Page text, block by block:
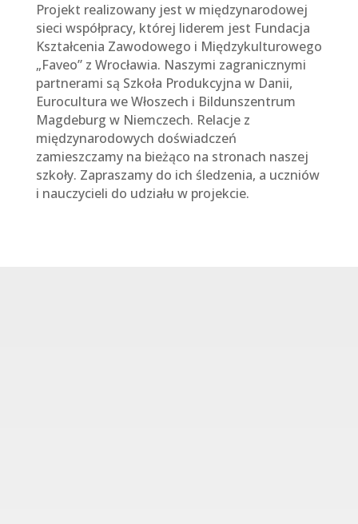
Projekt realizowany jest w międzynarodowej
sieci współpracy, której liderem jest Fundacja
Kształcenia Zawodowego i Międzykulturowego
„Faveo” z Wrocławia. Naszymi zagranicznymi
partnerami są Szkoła Produkcyjna w Danii,
Eurocultura we Włoszech i Bildunszentrum
Magdeburg w Niemczech. Relacje z
międzynarodowych doświadczeń
zamieszczamy na bieżąco na stronach naszej
szkoły. Zapraszamy do ich śledzenia, a uczniów
i nauczycieli do udziału w projekcie.